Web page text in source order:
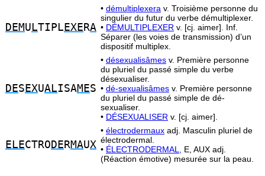
DEMU LTIPL EXE RA
• démultiplexera v. Troisième personne du
singulier du futur du verbe démultiplexer.
• DÉMULTIPLEXER v. [cj. aimer]. Inf.
Séparer (les voies de transmission) d’un
dispositif multiplex.
DES EXUALISAMES
• désexualisâmes v. Première personne
du pluriel du passé simple du verbe
désexualiser.
• dé-sexualisâmes v. Première personne
du pluriel du passé simple de dé-
sexualiser.
• DÉSEXUALISER v. [cj. aimer].
ELECTRO DE RMAUX
• électrodermaux adj. Masculin pluriel de
électrodermal.
• ÉLECTRODERMAL,
E, AUX adj.
(Réaction émotive) mesurée sur la peau.